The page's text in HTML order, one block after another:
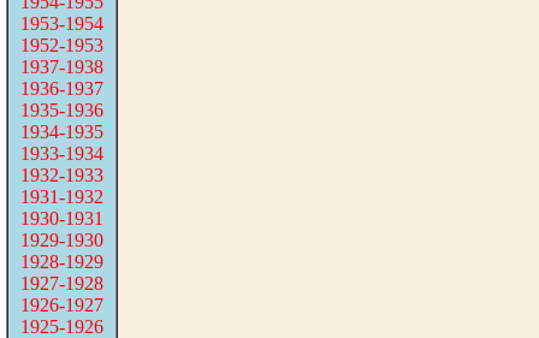
1953-1954
1952-1953
1937-1938
1936-1937
1935-1936
1934-1935
1933-1934
1932-1933
1931-1932
1930-1931
1929-1930
1928-1929
1927-1928
1926-1927
1925-1926